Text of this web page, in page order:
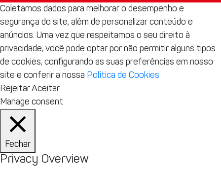
Coletamos dados para melhorar o desempenho e
segurança do site, além de personalizar conteúdo e
anúncios. Uma vez que respeitamos o seu direito à
privacidade, você pode optar por não permitir alguns tipos
de cookies, configurando as suas preferências em nosso
site e conferir a nossa Política de Cookies
RejeitarAceitar
Manage consent
Fechar
Privacy Overview